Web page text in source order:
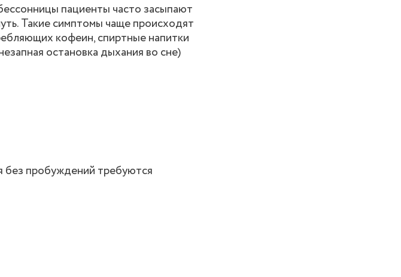
пациенты часто засыпают
Такие симптомы чаще происходят
кофеин, спиртные напитки
остановка дыхания во сне)
без пробуждений требуются